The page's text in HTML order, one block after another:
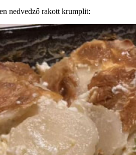
nedvedző rakott krumplit: